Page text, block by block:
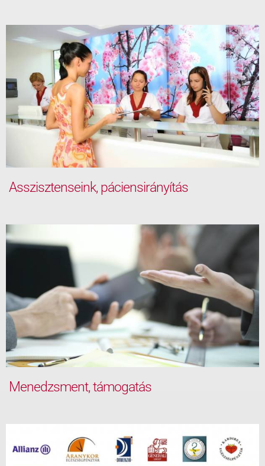
Asszisztenseink, páciensirányítás
Menedzsment, támogatás